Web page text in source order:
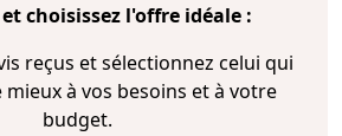
choisissez l'offre idéale :
reçus et sélectionnez celui qui
à vos besoins et à votre
budget.